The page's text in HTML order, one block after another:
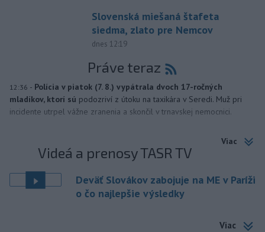
Slovenská miešaná štafeta
siedma, zlato pre Nemcov
dnes 12:19
Práve teraz
12:36 - Polícia v piatok (7. 8.) vypátrala dvoch 17-ročných
mladíkov, ktorí sú podozriví z útoku na taxikára v Seredi. Muž pri
incidente utrpel vážne zranenia a skončil v trnavskej nemocnici.
Viac
Videá a prenosy TASR TV
Deväť Slovákov zabojuje na ME v Paríži
o čo najlepšie výsledky
Viac